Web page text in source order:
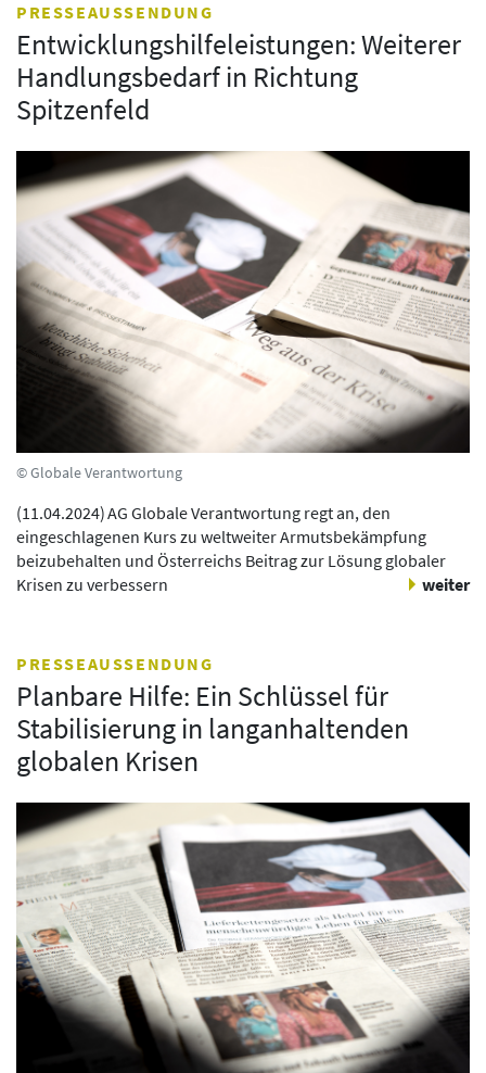
PRESSEAUSSENDUNG
Entwicklungshilfeleistungen: Weiterer
Handlungsbedarf in Richtung
Spitzenfeld
© Globale Verantwortung
(11.04.2024)AG Globale Verantwortung regt an, den
eingeschlagenen Kurs zu weltweiter Armutsbekämpfung
beizubehalten und Österreichs Beitrag zur Lösung globaler
Krisen zu verbessern
weiter
PRESSEAUSSENDUNG
Planbare Hilfe: Ein Schlüssel für
Stabilisierung in langanhaltenden
globalen Krisen